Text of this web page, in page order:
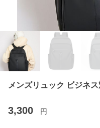
メンズリュック ビジネ
3,300 円